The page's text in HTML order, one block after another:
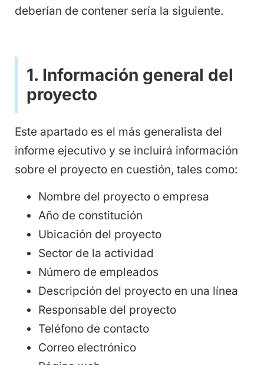
deberían de contener sería la siguiente.
1. Información general del
proyecto
Este apartado es el más generalista del
informe ejecutivo y se incluirá información
sobre el proyecto en cuestión, tales como:
Nombre del proyecto o empresa
Año de constitución
Ubicación del proyecto
Sector de la actividad
Número de empleados
Descripción del proyecto en una línea
Responsable del proyecto
Teléfono de contacto
Correo electrónico